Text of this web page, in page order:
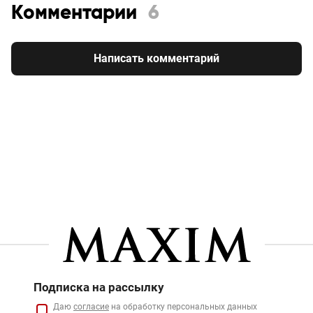
Комментарии 6
Написать комментарий
Подписка на рассылку
Даю согласие на обработку персональных данных